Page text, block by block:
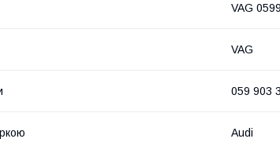
VAG
VAG
059 903
Audi